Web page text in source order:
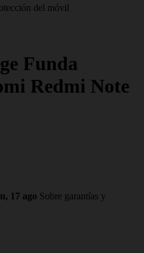
del móvil
Funda
Redmi Note
17 ago Sobre garantías y